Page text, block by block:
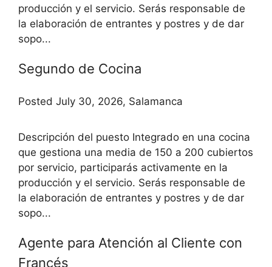
producción y el servicio. Serás responsable de
la elaboración de entrantes y postres y de dar
sopo...
Segundo de Cocina
Posted July 30, 2026, Salamanca
Descripción del puesto Integrado en una cocina
que gestiona una media de 150 a 200 cubiertos
por servicio, participarás activamente en la
producción y el servicio. Serás responsable de
la elaboración de entrantes y postres y de dar
sopo...
Agente para Atención al Cliente con
Francés